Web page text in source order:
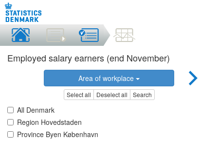
Employed salary earners (end November)
Area of workplace
Select all Deselect all Search
All Denmark
Region Hovedstaden
Province Byen København